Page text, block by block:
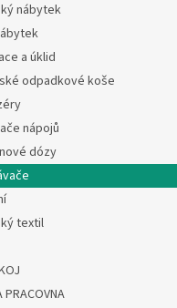
nábytek
a úklid
odpadkové koše
nápojů
dózy
textil
PRACOVNA